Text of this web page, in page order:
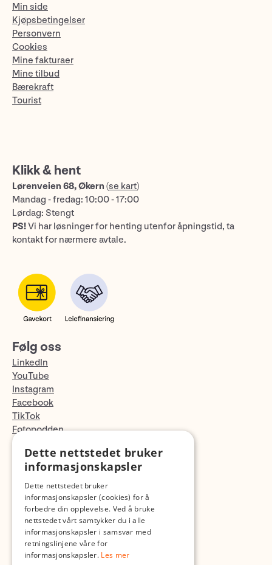
Min side
Kjøpsbetingelser
Personvern
Cookies
Mine fakturaer
Mine tilbud
Bærekraft
Tourist
Klikk & hent
Lørenveien 68, Økern (se kart)
Mandag - fredag: 10:00 - 17:00
Lørdag: Stengt
PS!Vi har løsninger for henting utenfor åpningstid, ta
kontakt for nærmere avtale.
Følg oss
LinkedIn
YouTube
Instagram
Facebook
TikTok
Fotopodden
Med forbehold om skrive- og lagerfeil
Dette nettstedet bruker
informasjonskapsler
Dette nettstedet bruker
informasjonskapsler (cookies) for å
forbedre din opplevelse. Ved å bruke
nettstedet vårt samtykker du i alle
informasjonskapsler i samsvar med
retningslinjene våre for
informasjonskapsler. Les mer